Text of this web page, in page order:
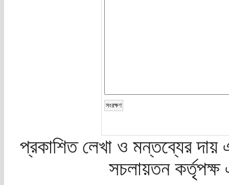
প্রকাশিত লেখা ও মন্তব্যের দায়
সচলায়তন